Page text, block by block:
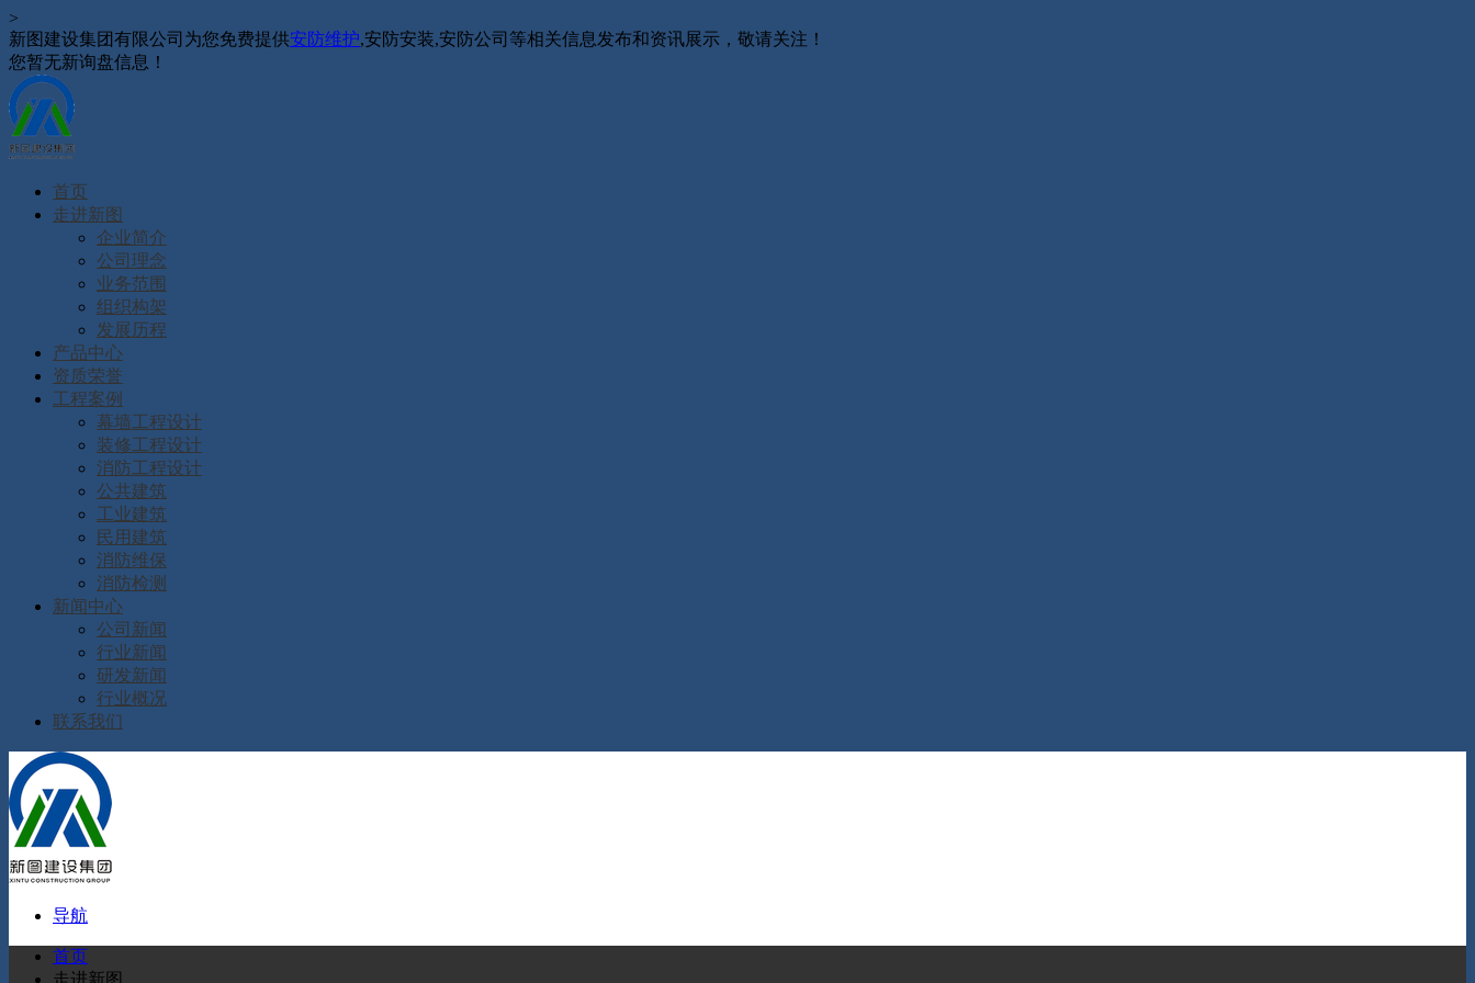
>
新图建设集团有限公司为您免费提供安防维护,安防安装,安防公司等相关信息发布和资讯展示，敬请关注！
您暂无新询盘信息！
首页
走进新图
企业简介
公司理念
业务范围
组织构架
发展历程
产品中心
资质荣誉
工程案例
幕墙工程设计
装修工程设计
消防工程设计
公共建筑
工业建筑
民用建筑
消防维保
消防检测
新闻中心
公司新闻
行业新闻
研发新闻
行业概况
联系我们
导航
首页
走进新图